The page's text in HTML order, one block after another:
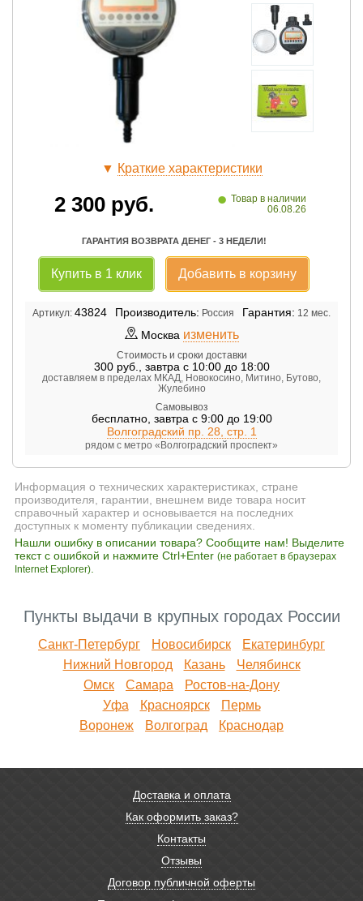
▼ Краткие характеристики
2 300 руб. • Товар в наличии
06.08.26
ГАРАНТИЯ ВОЗВРАТА ДЕНЕГ - 3 НЕДЕЛИ!
Купить в 1 клик Добавить в корзину
Артикул: 43824 Производитель: Россия Гарантия: 12 мес.
Москва изменить
Стоимость и сроки доставки
300руб. завтра с 10:00 до 18:00
доставляем в пределах МКАД, Новокосино, Митино, Бутово,
Жулебино
Самовывоз
бесплатно, завтра с 9:00 до 19:00
Волгоградский пр. 28, стр. 1
рядом с метро «Волгоградский проспект»
Информация о технических характеристиках, стране
производителя, гарантии, внешнем виде товара носит
справочный характер и основывается на последних
доступных к моменту публикации сведениях.
Нашли ошибку в описании товара? Сообщите нам! Выделите
текст с ошибкой и нажмите Ctrl+Enter (не работает в браузерах
Internet Explorer)
Пункты выдачи в крупных городах России
Санкт-Петербург Новосибирск
Екатеринбург
Нижний Новгород
Казань
Челябинск
Омск
Самара
Ростов-на-Дону
Уфа
Красноярск
Пермь
Воронеж
Волгоград Краснодар
Доставка и оплата
Как оформить заказ?
Контакты
Отзывы
Договор публичной оферты